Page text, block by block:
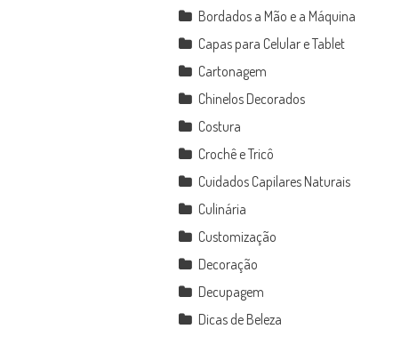
Bordados a Mão e a Máquina
Capas para Celular e Tablet
Cartonagem
Chinelos Decorados
Costura
Crochê e Tricô
Cuidados Capilares Naturais
Culinária
Customização
Decoração
Decupagem
Dicas de Beleza